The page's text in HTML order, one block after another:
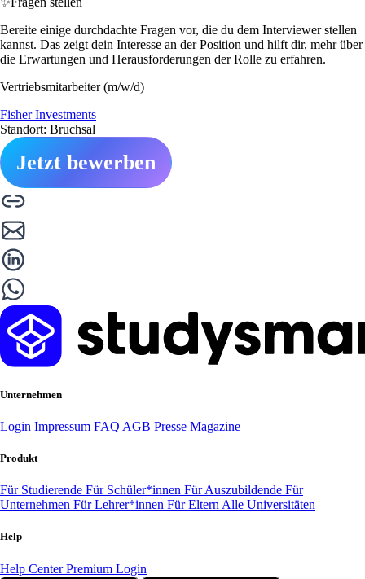
Bereite einige durchdachte Fragen vor, die du dem Interviewer stellen
kannst. Das zeigt dein Interesse an der Position und hilft dir, mehr über
die Erwartungen und Herausforderungen der Rolle zu erfahren.
Vertriebsmitarbeiter (m/w/d)
Fisher Investments
Standort: Bruchsal
Jetzt bewerben
Unternehmen
Login Impressum FAQ AGB Presse Magazine
Produkt
Für Studierende Für Schüler*innen Für Auszubildende Für
Unternehmen Für Lehrer*innen Für Eltern Alle Universitäten
Help
Help CenterPremium Login